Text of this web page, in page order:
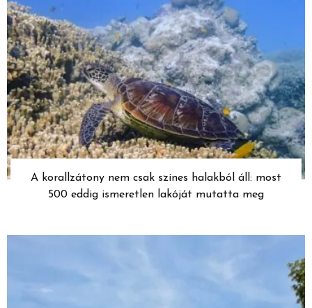
A korallzátony nem csak színes halakból áll: most
500 eddig ismeretlen lakóját mutatta meg